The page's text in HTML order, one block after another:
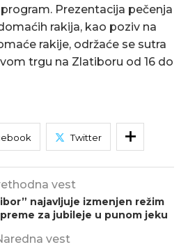
Prezentacija pečenja
rakija, kao poziv na
rakije, održaće se sutra
trgu na Zlatiboru od 16 do
Twitter
vest
najavljuje izmenjen režim
za jubileje u punom jeku
vest